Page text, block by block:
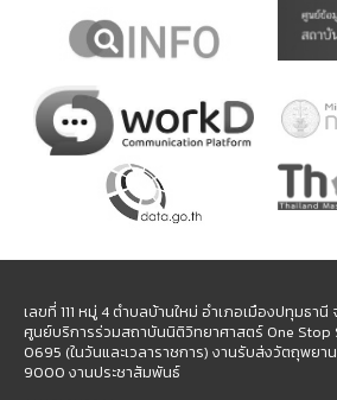
เลขที่ 111 หมู่ 4 ตำบลบ้านใหม่ อำเภอเมืองปทุมธา
ศูนย์บริการร่วมสถาบันนิติวิทยาศาสตร์ One Stop
0695 (ในวันและเวลาราชการ) งานรับส่งวัตถุพย
9000 งานประชาสัมพันธ์